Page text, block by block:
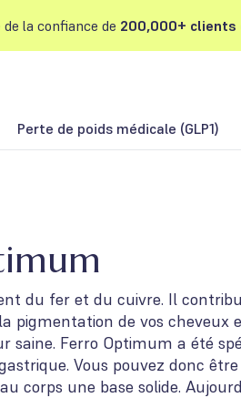
la confiance de 200,000+ clients
Perte de poids médicale (GLP1)
du fer et du cuivre. Il
pigmentation de vos cheveux
saine. Ferro Optimum a été
Vous pouvez donc
corps une base solide.